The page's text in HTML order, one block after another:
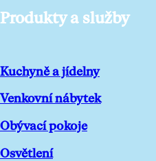
Produkty a služby
Kuchyně a jídelny
Venkovní nábytek
Obývací pokoje
Osvětlení